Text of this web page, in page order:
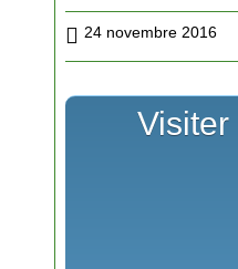
24 novembre 2016
Visiter